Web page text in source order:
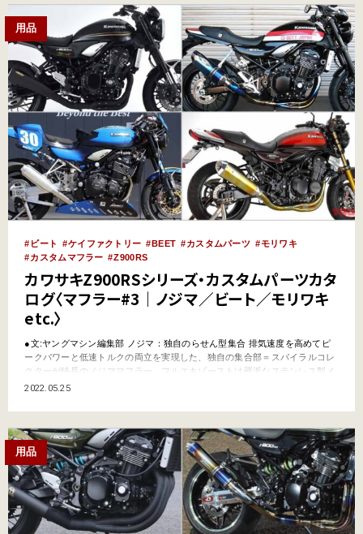
用品
ビート ケイファクトリー BEET カスタムパーツ
モリワキ
カスタムマフラー
Z900RS
カワサキZ900RSシリーズ・カスタムパーツカタ
ログ〈マフラー#3｜ノジマ／ビート／モリワキ
etc.〉
●文:ヤングマシン編集部 ノジマ：独自のらせん型集合 排気速度を高めてピ
ークパワーと低速トルクの両立を実現した、独自の集合部＝スパイラルコレ
クターが特長のノジママフラー。フルエキゾーストは硬派なステンレス製メ
ガホンタイプのほか、フルチタンの別体サイレンサータイプを用意。別体式
とHEATチタンから選べる。またスリップオンマフラ…
2022.05.25
用品